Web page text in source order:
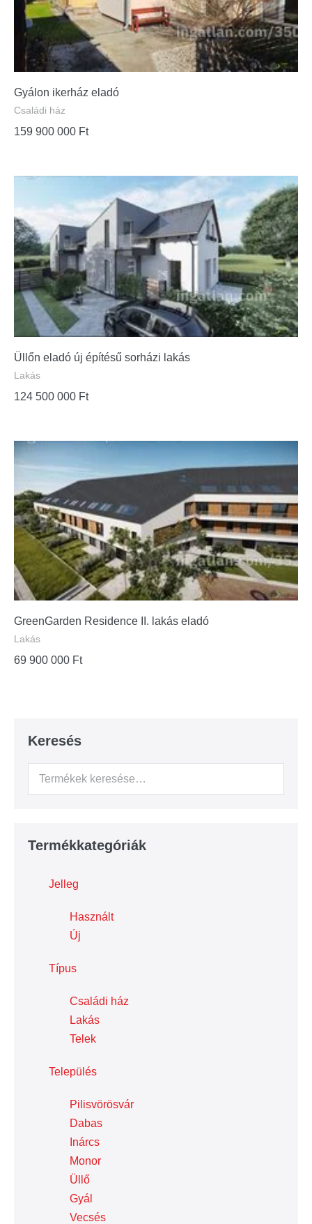
Gyálon ikerház eladó
Családi ház
159 900 000 Ft
Üllőn eladó új építésű sorházi lakás
Lakás
124 500 000 Ft
GreenGarden Residence II. lakás eladó
Lakás
69 900 000 Ft
Keresés
Termékkategóriák
Jelleg
Használt
Új
Típus
Családi ház
Lakás
Telek
Település
Pilisvörösvár
Dabas
Inárcs
Monor
Üllő
Gyál
Vecsés